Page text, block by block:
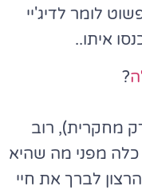
לומר לדיג'יי
איתו..
?
מחקרית), רוב
מפני מה שהיא
לברך את חיי